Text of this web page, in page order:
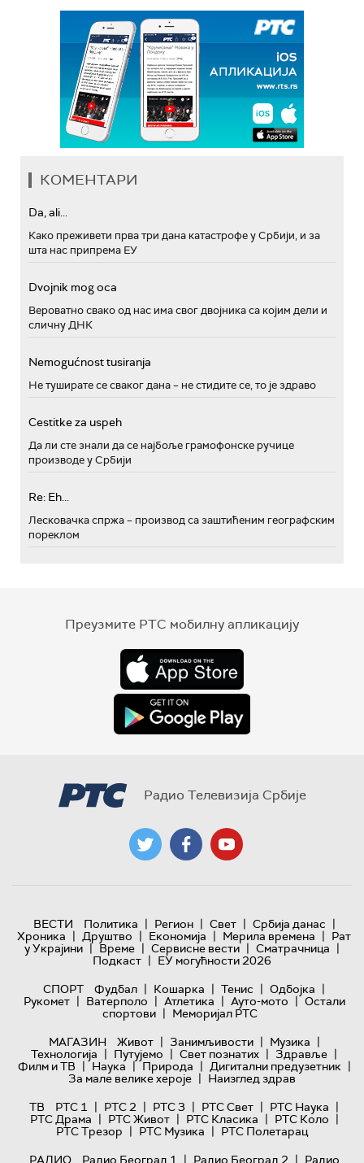
КОМЕНТАРИ
Da, ali...
Како преживети прва три дана катастрофе у Србији, и за
шта нас припрема ЕУ
Dvojnik mog oca
Вероватно свако од нас има свог двојника са којим дели и
сличну ДНК
Nemogućnost tusiranja
Не туширате се сваког дана – не стидите се, то је здраво
Cestitke za uspeh
Да ли сте знали да се најбоље грамофонске ручице
производе у Србији
Re: Eh...
Лесковачка спржа – производ са заштићеним географским
пореклом
Преузмите РТС мобилну апликацију
Радио Телевизија Србије
ВЕСТИ Политика | Регион | Свет | Србија данас |
Хроника | Друштво | Економија | Мерила времена | Рат
у Украјини | Време | Сервисне вести | Сматрачница |
Подкаст | ЕУ могућности 2026
СПОРТ
Фудбал | Кошарка | Тенис | Одбојка |
Рукомет | Ватерполо | Атлетика | Ауто-мото | Остали
спортови | Меморијал РТС
МАГАЗИН
Живот | Занимљивости | Музика |
Технологијa | Путујемо | Свет познатих | Здравље |
Филм и ТВ | Наука | Природа | Дигитални предузетник |
За мале велике хероје | Наизглед здрав
ТВ
РТС 1 | РТС 2 | РТС 3 | РТС Свет | РТС Наука |
РТС Драма | РТС Живот | РТС Класика | РТС Коло |
РТС Трезор | РТС Музика | РТС Полетарац
РАДИО
Радио Београд 1 | Радио Београд 2 | Радио